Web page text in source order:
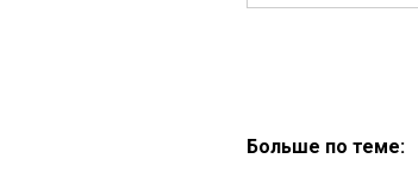
Больше по теме: